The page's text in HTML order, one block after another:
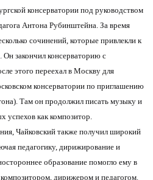
консерватории под руководством
Антона Рубинштейна. За время
сочинений, которые привлекли к
закончил консерваторию с
этого переехал в Москву для
консерватории по приглашению
Там он продолжил писать музыку и
успехов как композитор.
Чайковский также получил широкий
педагогику, дирижирование и
образование помогло ему в
дирижером и педагогом.